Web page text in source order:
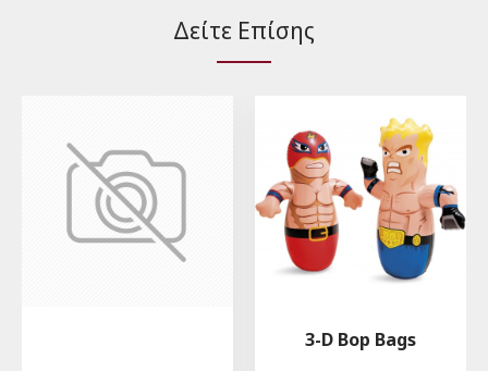
Δείτε Επίσης
3-D Bop Bags